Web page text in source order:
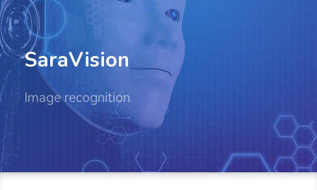
SaraVision
Image recognition